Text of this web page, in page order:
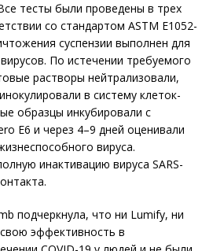
тесты были проведены в трех
со стандартом ASTM E1052-
суспензии выполнен для
По истечении требуемого
растворы нейтрализовали,
в систему клеток-
образцы инкубировали с
E6 и через 4–9 дней оценивали
вируса.
инактивацию вируса SARS-
подчеркнула, что ни Lumify, ни
эффективность в